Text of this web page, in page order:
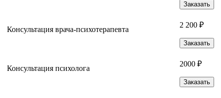
Заказать
Консультация врача-психотерапевта
2 200 ₽
Заказать
Консультация психолога
2000 ₽
Заказать